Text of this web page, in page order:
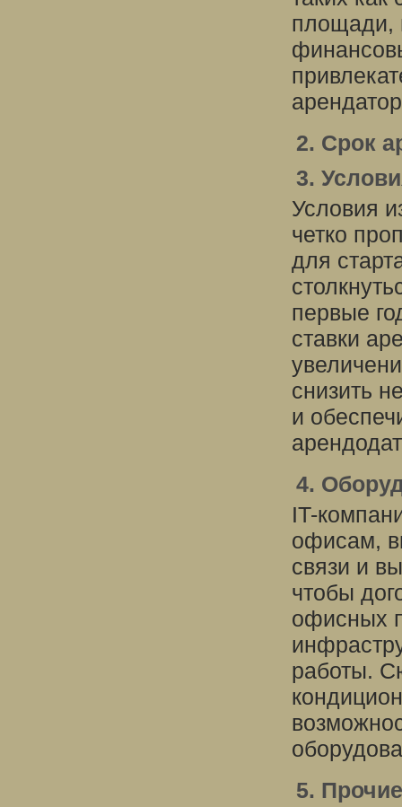
площади,
2. Срок
3.
Условия
четко
для
первые
ставки
снизить
и
4.
IT-
офисам,
связи и
чтобы
офисных
работы.
5.